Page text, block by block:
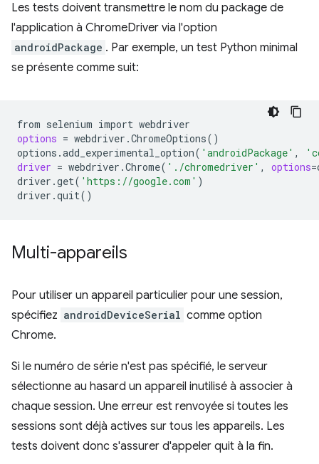
Les tests doivent transmettre le nom du package de
l'application à ChromeDriver via l'option
androidPackage . Par exemple, un test Python minimal
se présente comme suit:
from selenium import
options = webdriver.ChromeOptions()
options.add_experimental_option( 'androidPackage' ,
driver = webdriver.Chrome( './chromedriver' , options=
driver.get( 'https://google.com' )
driver.quit()
Multi-appareils
Pour utiliser un appareil particulier pour une session,
spécifiez androidDeviceSerial comme option
Chrome.
Si le numéro de série n'est pas spécifié, le serveur
sélectionne au hasard un appareil inutilisé à associer à
chaque session. Une erreur est renvoyée si toutes les
sessions sont déjà actives sur tous les appareils. Les
tests doivent donc s'assurer d'appeler quit à la fin.